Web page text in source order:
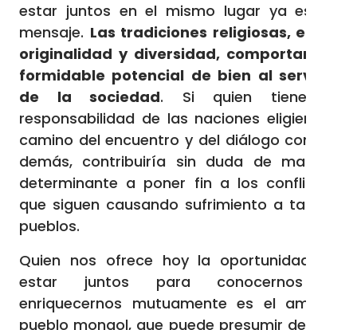
estar juntos en el mismo lugar ya es un
mensaje. Las tradiciones religiosas, en su
originalidad y diversidad, comportan un
formidable potencial de bien al servicio
de la sociedad. Si quien tiene la
responsabilidad de las naciones eligiera el
camino del encuentro y del diálogo con los
demás, contribuiría sin duda de manera
determinante a poner fin a los conflictos
que siguen causando sufrimiento a tantos
pueblos.
Quien nos ofrece hoy la oportunidad de
estar juntos para conocernos y
enriquecernos mutuamente es el amado
pueblo mongol, que puede presumir de una